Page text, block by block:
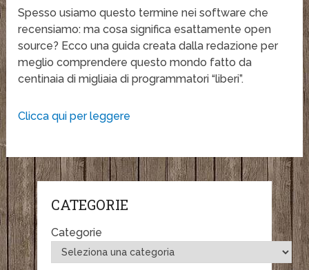
Spesso usiamo questo termine nei software che
recensiamo: ma cosa significa esattamente open
source? Ecco una guida creata dalla redazione per
meglio comprendere questo mondo fatto da
centinaia di migliaia di programmatori “liberi”.
Clicca qui per leggere
CATEGORIE
Categorie